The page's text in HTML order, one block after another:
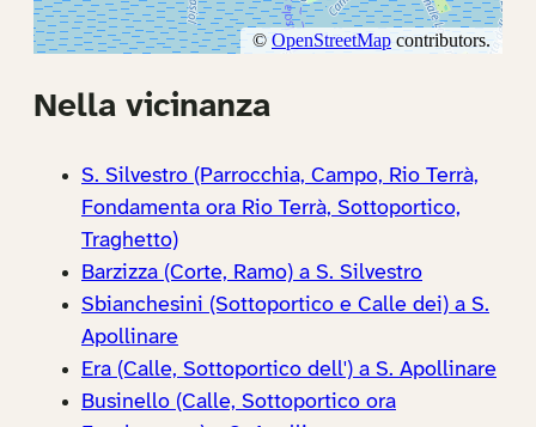
Nella vicinanza
S. Silvestro (Parrocchia, Campo, Rio Terrà,
Fondamenta ora Rio Terrà, Sottoportico,
Traghetto)
Barzizza (Corte, Ramo) a S. Silvestro
Sbianchesini (Sottoportico e Calle dei) a S.
Apollinare
Era (Calle, Sottoportico dell') a S. Apollinare
Businello (Calle, Sottoportico ora